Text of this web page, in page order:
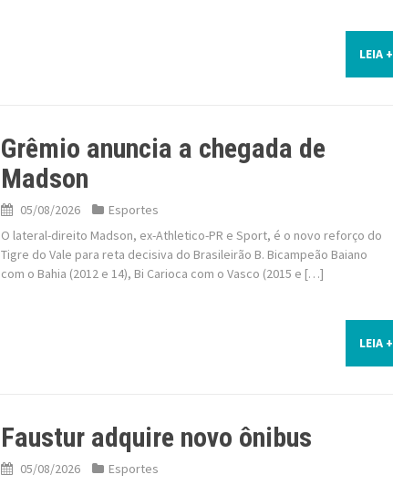
LEIA +
Grêmio anuncia a chegada de
Madson
05/08/2026
Esportes
O lateral-direito Madson, ex-Athletico-PR e Sport, é o novo reforço do
Tigre do Vale para reta decisiva do Brasileirão B. Bicampeão Baiano
com o Bahia (2012 e 14), Bi Carioca com o Vasco (2015 e […]
LEIA +
Faustur adquire novo ônibus
05/08/2026
Esportes